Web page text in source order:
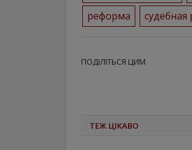
реформа
ПОДІЛІТЬСЯ ЦИМ
ТЕЖ ЦІКАВО